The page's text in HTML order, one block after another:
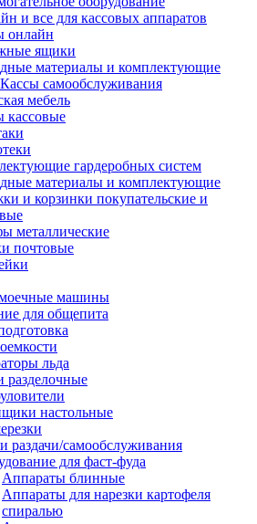
и все для кассовых аппаратов
онлайн
ящики
материалы и комплектующие
самообслуживания
мебель
кассовые
гардеробных систем
материалы и комплектующие
и корзинки покупательские и
металлические
почтовые
машины
для общепита
льда
разделочные
настольные
раздачи/самообслуживания
для фаст-фуда
Аппараты блинные
Аппараты для нарезки картофеля
спиралью